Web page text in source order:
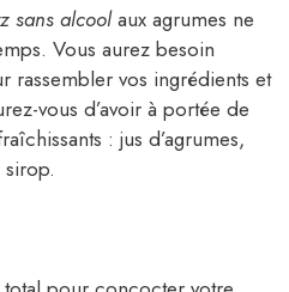
sans alcoolaux agrumes ne
Vous aurez besoin
rassembler vos ingrédients et
vous d’avoir à portée de
: jus d’agrumes,